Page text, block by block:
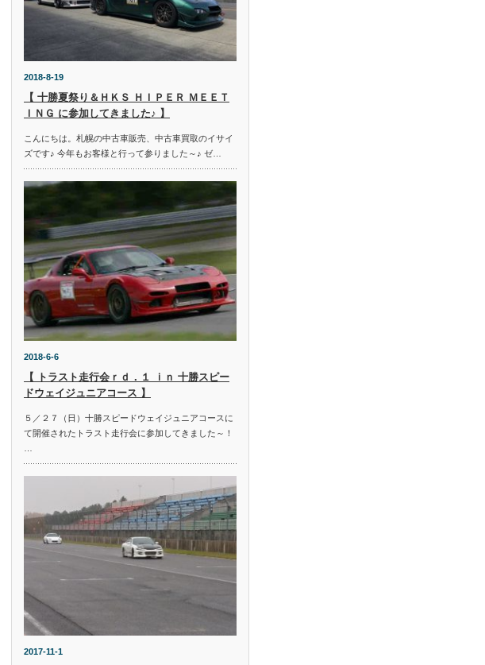
2018-8-19
【 十勝夏祭り＆ＨＫＳ ＨＩＰＥＲ ＭＥＥＴ
ＩＮＧ に参加してきました♪ 】
こんにちは。札幌の中古車販売、中古車買取のイサイ
ズです♪ 今年もお客様と行って参りました～♪ ゼ…
2018-6-6
【 トラスト走行会ｒｄ．１ ｉｎ 十勝スピー
ドウェイジュニアコース 】
５／２７（日）十勝スピードウェイジュニアコースに
て開催されたトラスト走行会に参加してきました～！
2017-11-1